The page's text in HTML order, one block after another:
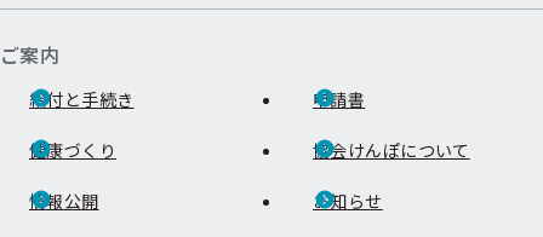
ご案内
給付と手続き 申請書
健康づくり 協会けんぽについて
情報公開 お知らせ